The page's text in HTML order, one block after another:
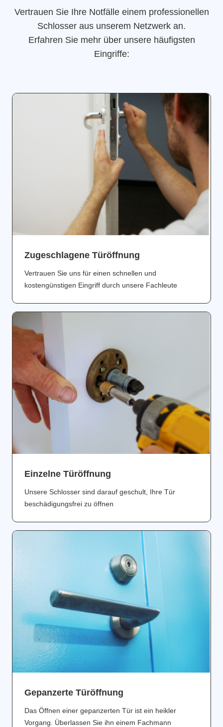
Vertrauen Sie Ihre Notfälle einem professionellen
Schlosser aus unserem Netzwerk an.
Erfahren Sie mehr über unsere häufigsten
Eingriffe:
Zugeschlagene Türöffnung
Vertrauen Sie uns für einen schnellen und
kostengünstigen Eingriff durch unsere Fachleute
Einzelne Türöffnung
Unsere Schlosser sind darauf geschult, Ihre Tür
beschädigungsfrei zu öffnen
Gepanzerte Türöffnung
Das Öffnen einer gepanzerten Tür ist ein heikler
Vorgang. Überlassen Sie ihn einem Fachmann